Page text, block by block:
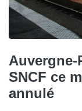
Auvergne-
SNCF ce
annulé